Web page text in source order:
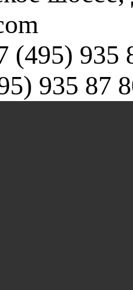
(495) 935
935 87